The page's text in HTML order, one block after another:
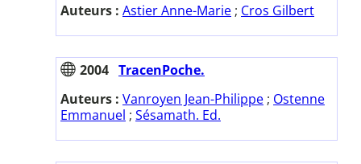
Auteurs : Astier Anne-Marie ; Cros Gilbert
2004 TracenPoche.
Auteurs : Vanroyen Jean-Philippe ; Ostenne
Emmanuel ; Sésamath. Ed.